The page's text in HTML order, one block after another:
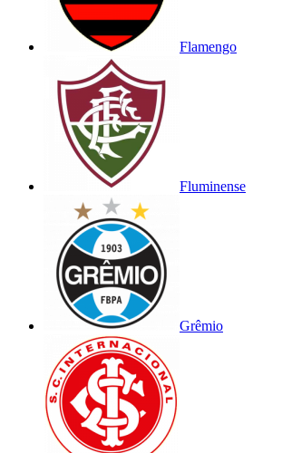
Flamengo
Fluminense
Grêmio